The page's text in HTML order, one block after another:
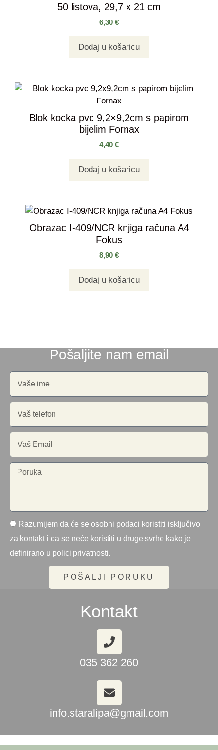
50 listova, 29,7 x 21 cm
6,30 €
Dodaj u košaricu
Blok kocka pvc 9,2×9,2cm s papirom
bijelim Fornax
4,40 €
Dodaj u košaricu
Obrazac I-409/NCR knjiga računa A4
Fokus
8,90 €
Dodaj u košaricu
Pošaljite nam email
Razumijem da će se osobni podaci koristiti isključivo
za kontakt i da se neće koristiti u druge svrhe kako je
definirano u polici privatnosti.
POŠALJI PORUKU
Kontakt
035 362 260
info.staralipa@gmail.com